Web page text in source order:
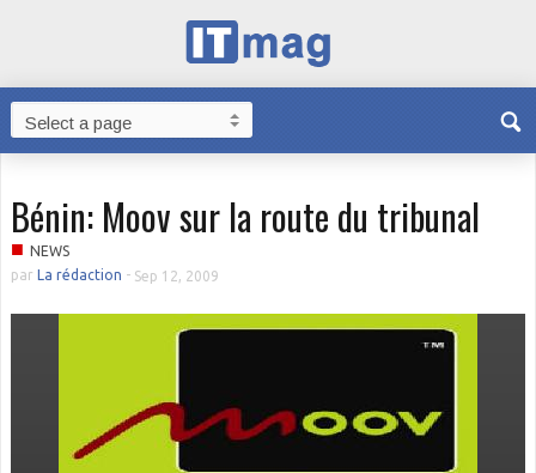
Bénin: Moov sur la route du tribunal
■ NEWS
par La rédaction - Sep 12, 2009